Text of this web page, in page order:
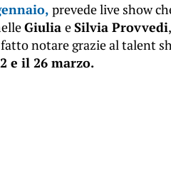
prevede live show
Giulia eSilvia Provvedi
notare grazie al talent
e il 26 marzo.